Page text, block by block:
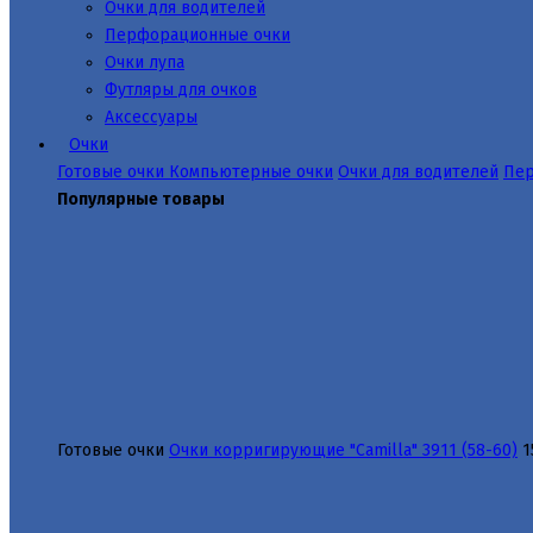
Очки для водителей
Перфорационные очки
Очки лупа
Футляры для очков
Аксессуары
Очки
Готовые очки Компьютерные очки Очки для водителей
Популярные товары
Готовые очки Очки корригирующие "Camilla" 3911 (58-60)